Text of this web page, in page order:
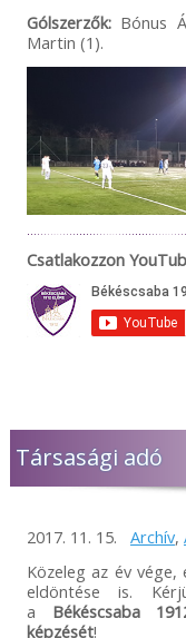
Gólszerzők:Bónus
Martin (1).
Csatlakozzon
Társasági adó
2017. 11. 15. Archív,
Közeleg az év
eldöntése is.
a Békéscsaba
képzését!